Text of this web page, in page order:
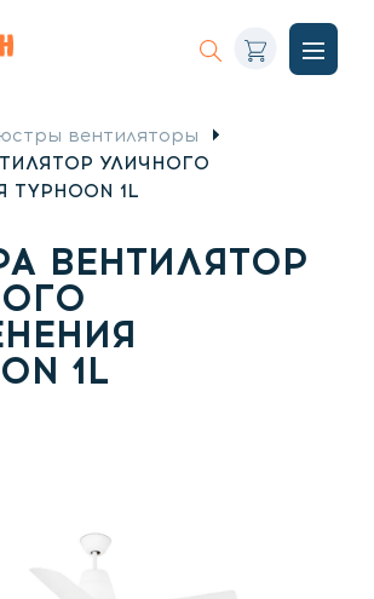
Искать
меню
Корзина
вентиляторы
УЛИЧНОГО
1L
ВЕНТИЛЯТОР
1L